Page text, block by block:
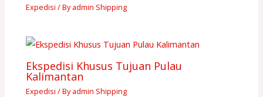
Expedisi / Byadmin Shipping
Ekspedisi Khusus Tujuan Pulau
Kalimantan
Expedisi / Byadmin Shipping